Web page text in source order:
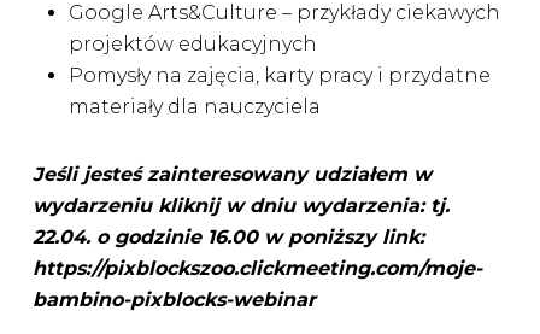
Google Arts&Culture – przykłady ciekawych
projektów edukacyjnych
Pomysły na zajęcia, karty pracy i przydatne
materiały dla nauczyciela
Jeśli jesteś zainteresowany udziałem w
wydarzeniu kliknij w dniu wydarzenia: tj.
22.04. o godzinie 16.00 w poniższy link:
https://pixblockszoo.clickmeeting.com/moje-
bambino-pixblocks-webinar